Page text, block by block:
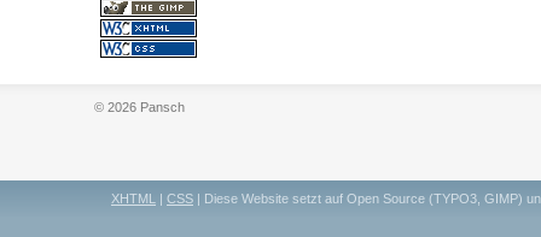
© 2026 Pansch
XHTML | CSS | Diese Website setzt auf Open Source (TYPO3, GIMP)